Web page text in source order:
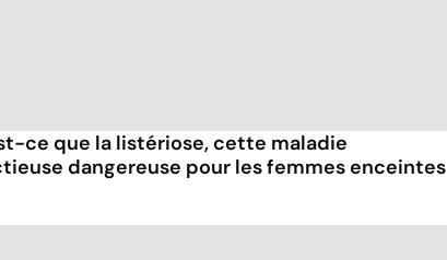
ce que la listériose, cette maladie
dangereuse pour les femmes enceintes